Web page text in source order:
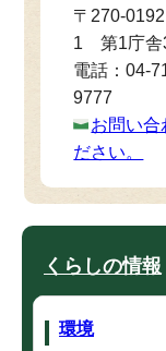
〒270-
1 第1庁舎
電話：04-
9777
お問い合
ださい。
くらしの情報
環境